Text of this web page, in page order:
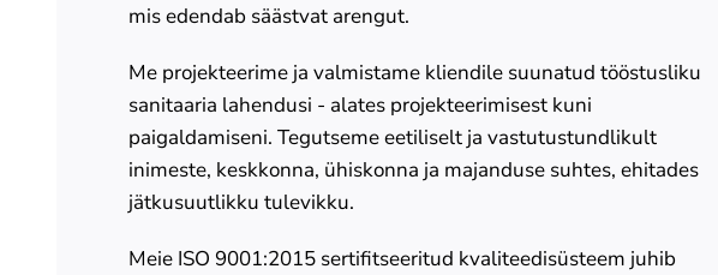
mis edendab säästvat arengut.
Me projekteerime ja valmistame kliendile suunatud tööstusliku
sanitaaria lahendusi - alates projekteerimisest kuni
paigaldamiseni. Tegutseme eetiliselt ja vastutustundlikult
inimeste, keskkonna, ühiskonna ja majanduse suhtes, ehitades
jätkusuutlikku tulevikku.
Meie ISO 9001:2015 sertifitseeritud kvaliteedisüsteem juhib